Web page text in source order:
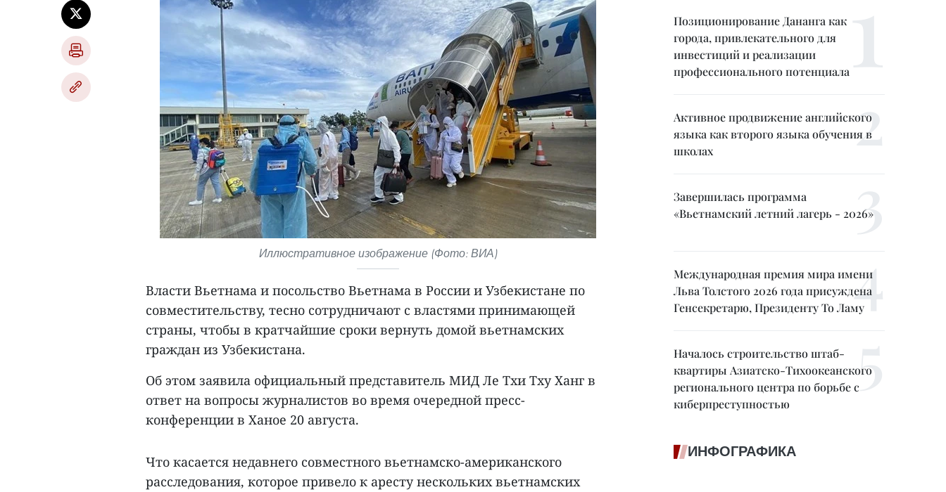
Иллюстративное изображение (Фото: ВИА)
Власти Вьетнама и посольство Вьетнама в России и Узбекистане по
совместительству, тесно сотрудничают с властями принимающей
страны, чтобы в кратчайшие сроки вернуть домой вьетнамских
граждан из Узбекистана.
Об этом заявила официальный представитель МИД Ле Тхи Тху Ханг в
ответ на вопросы журналистов во время очередной пресс-
конференции в Ханое 20 августа.
Что касается недавнего совместного вьетнамско-американского
расследования, которое привело к аресту нескольких вьетнамских
Позиционирование Дананга как
города, привлекательного для
инвестиций и реализации
профессионального потенциала
Активное продвижение английского
языка как второго языка обучения в
школах
Завершилась программа
«Вьетнамский летний лагерь - 2026»
Международная премия мира имени
Льва Толстого 2026 года присуждена
Генсекретарю, Президенту То Ламу
Началось строительство штаб-
квартиры Азиатско-Тихоокеанского
регионального центра по борьбе с
киберпреступностью
ИНФОГРАФИКА